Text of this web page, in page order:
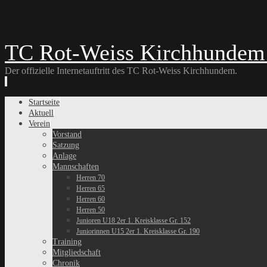
TC Rot-Weiss
Der offizielle Internetauftritt des TC Rot-Weiss Kirchhundem.
Skip
content
Startseite
Aktuell
Verein
Vorstand
Satzung
Anlage
Mannschaften
Herren 70
Herren 65
Herren 60
Herren 50
Junioren U18 2er 1. Kreisklasse Gr. 152
Juniorinnen U15 2er 1. Kreisklasse Gr. 190
Training
Mitgliedschaft
Chronik